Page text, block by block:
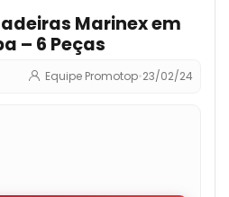
Marinex em
– 6 Peças
Equipe Promotop•23/02/24